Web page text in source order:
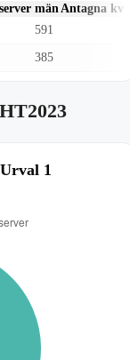
män Antagna
591
385
1